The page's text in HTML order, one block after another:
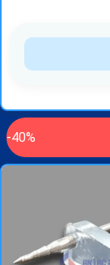
-40%